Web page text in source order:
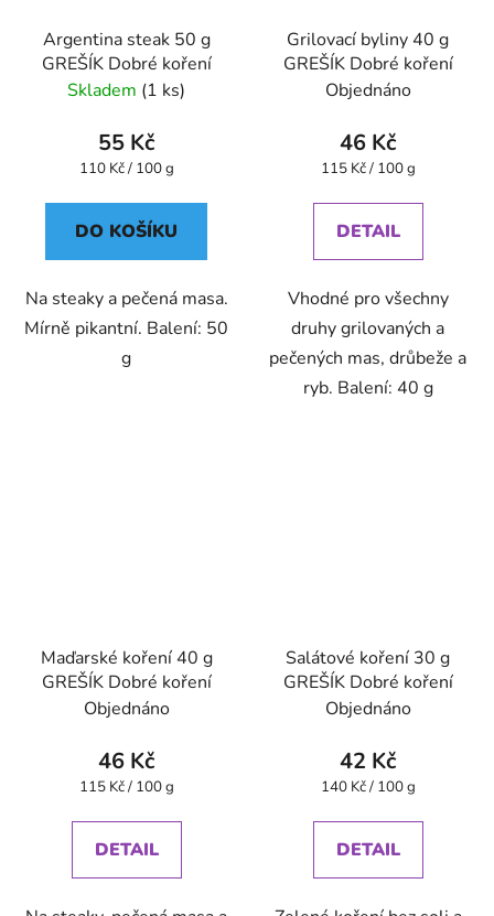
Argentina steak 50 g
GREŠÍK Dobré koření
Skladem (1 ks)
55 Kč
Měrná
110 Kč / 100 g
DO KOŠÍKU
Na steaky a pečená masa.
Mírně pikantní. Balení: 50
g
Grilovací byliny 40 g
GREŠÍK Dobré koření
Objednáno
46 Kč
Měrná
115 Kč / 100 g
DETAIL
Vhodné pro všechny
druhy grilovaných a
pečených mas, drůbeže a
ryb. Balení: 40 g
Maďarské koření 40 g
GREŠÍK Dobré koření
Objednáno
46 Kč
Měrná
115 Kč / 100 g
DETAIL
Salátové koření 30 g
GREŠÍK Dobré koření
Objednáno
42 Kč
Měrná
140 Kč / 100 g
DETAIL